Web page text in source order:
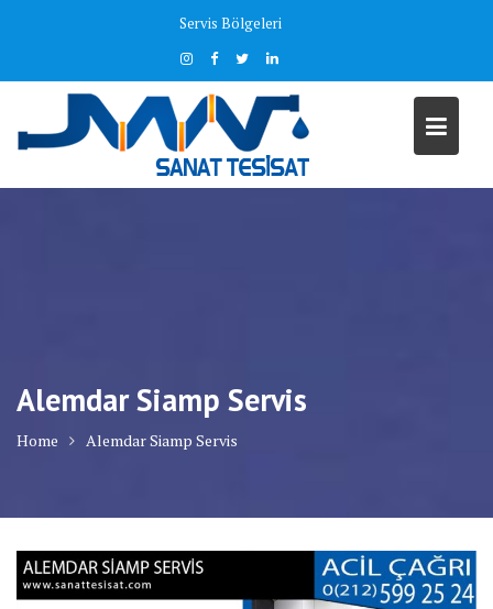
Servis Bölgeleri
Alemdar Siamp Servis
Home Alemdar Siamp Servis